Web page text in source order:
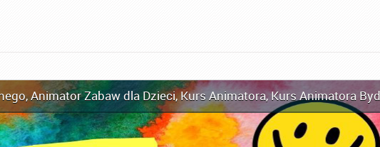
,Animator Zabaw dla Dzieci,Kurs Animatora,Kurs Animatora